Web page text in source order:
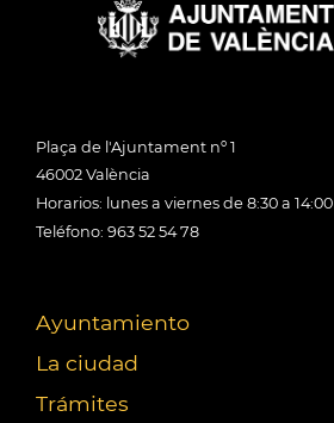
Plaça de l'Ajuntament nº 1
46002 València
Horarios: lunes a viernes de 8:30 a
Teléfono: 963 52 54 78
Ayuntamiento
La ciudad
Trámites